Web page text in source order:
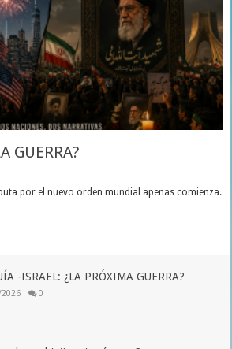
GUERRA?
por el nuevo orden mundial apenas comienza.
-ISRAEL: ¿LA PRÓXIMA GUERRA?
0